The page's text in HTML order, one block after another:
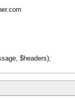
$headers);